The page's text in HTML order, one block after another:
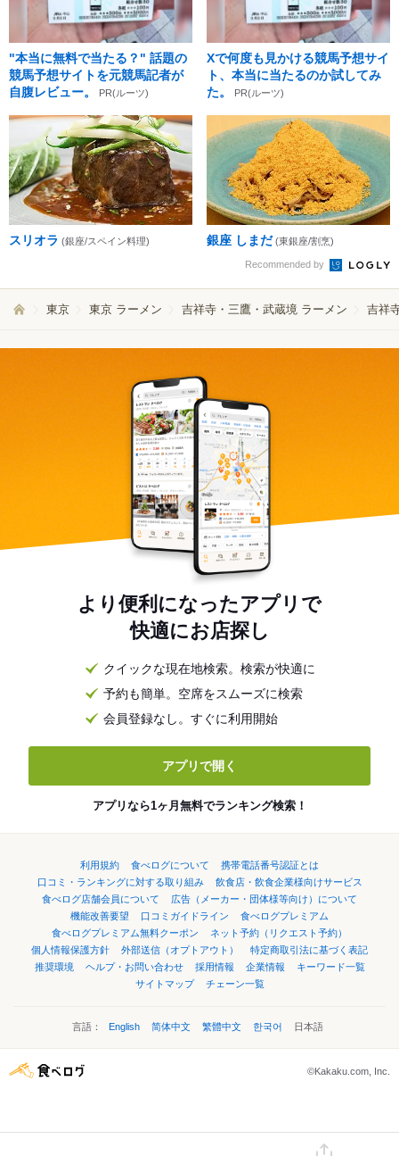
"本当に無料で当たる？" 話題の
競馬予想サイトを元競馬記者が
自腹レビュー。
PR(ルーツ)
Xで何度も見かける競馬予想サイ
ト、本当に当たるのか試してみ
た。
PR(ルーツ)
スリオラ (銀座/スペイン料理) 銀座 しまだ (東銀座/割烹)
Recommended by
東京 東京 ラーメン 吉祥寺・三鷹・武蔵境 ラーメン 吉祥
より便利になったアプリで
快適にお店探し
クイックな現在地検索。検索が快適に
予約も簡単。空席をスムーズに検索
会員登録なし。すぐに利用開始
アプリで開く
アプリなら1ヶ月無料でランキング検索！
利用規約 食べログについて
携帯電話番号認証とは
口コミ・ランキングに対する取り組み
飲食店・飲食企業様向けサービス
食べログ店舗会員について
広告（メーカー・団体様等向け）について
機能改善要望
口コミガイドライン
食べログプレミアム
食べログプレミアム無料クーポン
ネット予約（リクエスト予約）
個人情報保護方針
外部送信（オプトアウト）
特定商取引法に基づく表記
推奨環境
ヘルプ・お問い合わせ 採用情報 企業情報
キーワード一覧
サイトマップ
チェーン一覧
言語： English 简体中文 繁體中文 한국어 日本語
©Kakaku.com, Inc.